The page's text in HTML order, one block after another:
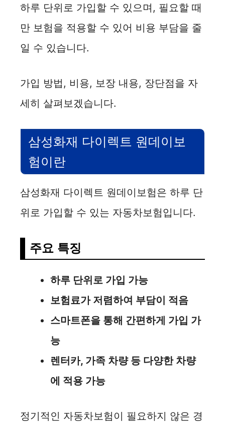
하루 단위로 가입할 수 있으며, 필요할 때
만 보험을 적용할 수 있어 비용 부담을 줄
일 수 있습니다.
가입 방법, 비용, 보장 내용, 장단점을 자
세히 살펴보겠습니다.
삼성화재 다이렉트 원데이보
험이란
삼성화재 다이렉트 원데이보험은 하루 단
위로 가입할 수 있는 자동차보험입니다.
주요 특징
하루 단위로 가입 가능
보험료가 저렴하여 부담이 적음
스마트폰을 통해 간편하게 가입 가
능
렌터카, 가족 차량 등 다양한 차량
에 적용 가능
정기적인 자동차보험이 필요하지 않은 경